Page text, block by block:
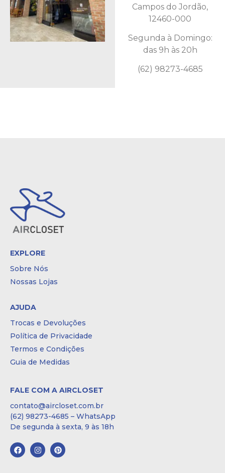
Campos do Jordão,
12460-000
Segunda à Domingo:
das 9h às 20h
(62) 98273-4685
EXPLORE
Sobre Nós
Nossas Lojas
AJUDA
Trocas e Devoluções
Política de Privacidade
Termos e Condições
Guia de Medidas
FALE COM A AIRCLOSET
contato@aircloset.com.br
(62) 98273-4685 – WhatsApp
De segunda à sexta, 9 às 18h